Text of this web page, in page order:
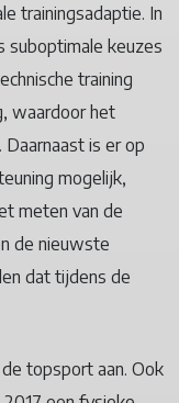
trainingsadaptie. In
suboptimale keuzes
training
waardoor het
is er op
mogelijk,
meten van de
de nieuwste
dat tijdens de
topsport aan. Ook